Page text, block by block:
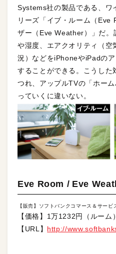
Systems社の製品である、ワ
リーズ「イブ・ルーム（Eve
ザー（Eve Weather）」だ。
や湿度、エアクオリティ（空
況）などをiPhoneやiPadの
することができる。こうした
つれ、アップルTVの「ホー
っていくに違いない。
Eve Room / Eve
【販売】ソフトバンクコマース＆サービ
【価格】1万1232円（ルーム
【URL】 http://